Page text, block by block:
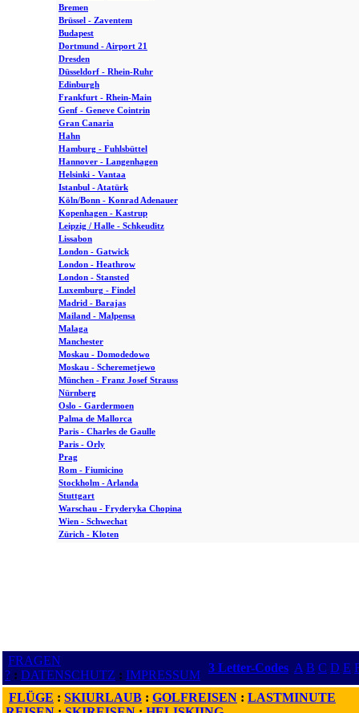
Bremen
Brüssel - Zaventem
Budapest
Dortmund - Airport 21
Dresden
Düsseldorf - Rhein-Ruhr
Edinburgh
Frankfurt - Rhein-Main
Genf - Geneve Cointrin
Gran Canaria
Hahn
Hamburg - Fuhlsbüttel
Hannover - Langenhagen
Helsinki - Vantaa
Istanbul - Atatürk
Köln/Bonn - Konrad Adenauer
Kopenhagen - Kastrup
Leipzig / Halle - Schkeuditz
Lissabon
London - Gatwick
London - Heathrow
London - Stansted
Luxemburg - Findel
Madrid - Barajas
Mailand - Malpensa
Malaga
Manchester
Moskau - Domodedowo
Moskau - Scheremetjewo
München - Franz Josef Strauss
Nürnberg
Oslo - Gardermoen
Palma de Mallorca
Paris - Charles de Gaulle
Paris - Orly
Prag
Rom - Fiumicino
Stockholm - Arlanda
Stuttgart
Warschau - Fryderyka Chopina
Wien - Schwechat
Zürich - Kloten
FRAGEN
? : DATENSCHUTZ : IMPRESSUM
3 Letter-Codes A B C D E
FLÜGE : SKIURLAUB : GOLFREISEN : LASTMINUTE